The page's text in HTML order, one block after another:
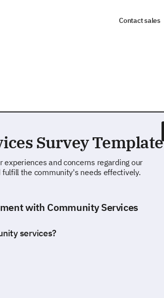
Contact sales
Survey Template
and concerns regarding our
the community's needs effectively.
with Community Services
services?